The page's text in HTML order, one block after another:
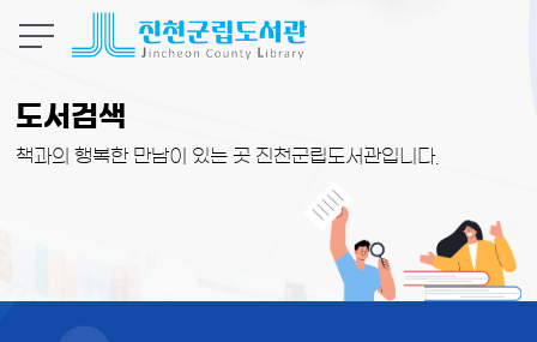
도서검색
책과의 행복한 만남이 있는 곳 진천군립도서관입니다.